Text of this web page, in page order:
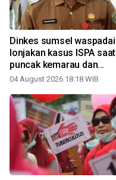
Dinkes sumsel waspadai
lonjakan kasus ISPA saat
puncak kemarau dan
karhutla
04 August 2026 18:18 WIB